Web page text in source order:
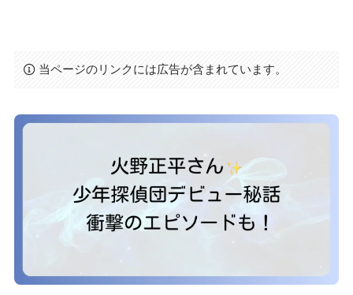
当ページのリンクには広告が含まれています。